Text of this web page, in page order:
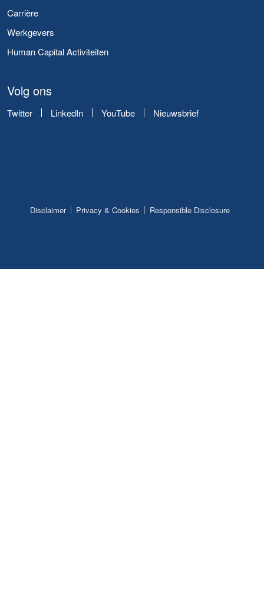
Carrière
Werkgevers
Human Capital Activiteiten
Volg ons
Twitter LinkedIn YouTube Nieuwsbrief
Disclaimer Privacy & Cookies Responsible Disclosure